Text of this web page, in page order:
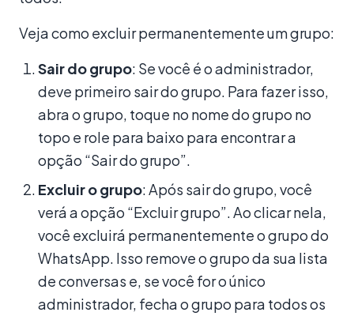
Veja como excluir permanentemente um grupo:
Sair do grupo: Se você é o administrador,
deve primeiro sair do grupo. Para fazer isso,
abra o grupo, toque no nome do grupo no
topo e role para baixo para encontrar a
opção “Sair do grupo”.
Excluir o grupo: Após sair do grupo, você
verá a opção “Excluir grupo”. Ao clicar nela,
você excluirá permanentemente o grupo do
WhatsApp. Isso remove o grupo da sua lista
de conversas e, se você for o único
administrador, fecha o grupo para todos os